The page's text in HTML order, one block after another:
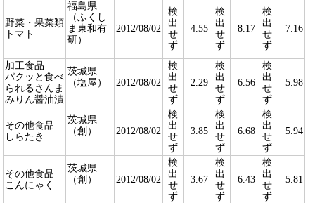
野菜・果菜類
トマト
福島県
（ふくし
ま東和有
研）
2012/08/02
検
出
せ
ず
4.55
検
出
せ
ず
8.17
検
出
せ
ず
7.16
加工食品
パクッと食べ
られるさんま
みりん醤油漬
茨城県
（塩屋）
2012/08/02
検
出
せ
ず
2.29
検
出
せ
ず
6.56
検
出
せ
ず
5.98
その他食品
しらたき
茨城県
（創）
2012/08/02
検
出
せ
ず
3.85
検
出
せ
ず
6.68
検
出
せ
ず
5.94
その他食品
こんにゃく
茨城県
（創）
2012/08/02
検
出
せ
ず
3.67
検
出
せ
ず
6.43
検
出
せ
ず
5.81